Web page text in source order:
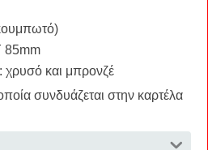
85mm
χρυσό και μπρονζέ
συνδυάζεται στην καρτέλα